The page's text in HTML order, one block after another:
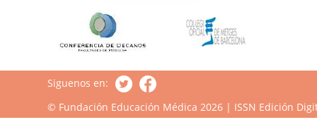
Siguenos en:
© Fundación Educación Médica 2026 | ISSN Edición